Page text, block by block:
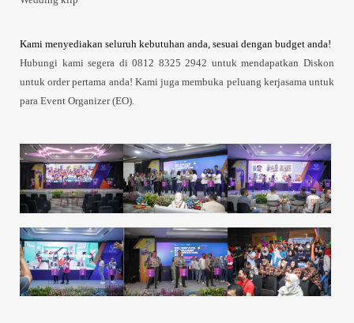
Kami menyediakan seluruh kebutuhan anda, sesuai dengan budget anda!
Hubungi kami segera di 0812 8325 2942 untuk mendapatkan Diskon
untuk order pertama anda! Kami juga membuka peluang kerjasama untuk
para Event Organizer (EO).